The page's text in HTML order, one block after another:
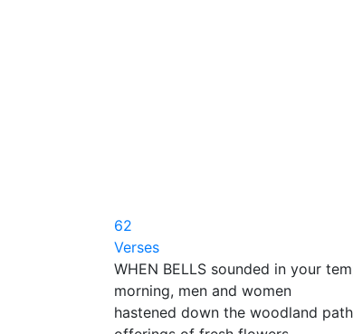
62
Verses
WHEN BELLS sounded in your
morning, men and women
hastened down the woodland